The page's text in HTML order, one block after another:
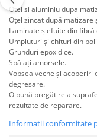
Filler UV
Intaritor Primer
Spray Primer
2.8 PREGATIREA
Cupe mixare
Verificat vopseaua
Cartele verificat nuanta
Filtre vopsea
Otel si aluminiu dupa
Oțel zincat după matizare
Laminate șlefuite din fibră
Umpluturi și chituri din
Grunduri epoxidice.
Spălați amorsele.
Vopsea veche și
degresare.
O bună pregătire a
rezultate de reparare.
Informatii conformitate